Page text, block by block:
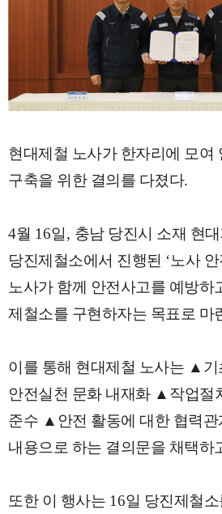
현대제철 노사가 한자리에 모여
구축을 위한 결의를 다졌다.
4월 16일, 충남 당진시 소재 현
당진제철소에서 진행된 ‘노사
노사가 함께 안전사고를 예방하
제철소를 구현하자는 목표로 마
이를 통해 현대제철 노사는 ▲ 기
안전실천 문화 내재화 ▲ 작업절
준수 ▲ 안전 활동에 대한 협력
내용으로 하는 결의문을 채택하
또한 이 행사는 16일 당진제철